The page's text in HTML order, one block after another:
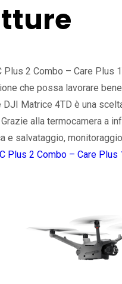
Plus 2 Combo – Care Plus
che possa lavorare
Matrice 4TD è una
alla termocamera a
salvataggio,
Plus 2 Combo – Care Plus